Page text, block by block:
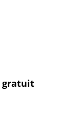
gratuit